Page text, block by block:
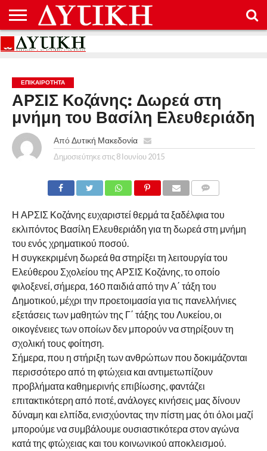
ΑΡΧΙΚΉ
ΕΠΙΚΟΙΝΩΝΊΑ
ΌΡΟΙ
ΠΡΟΣΤΑΣΊΑ
ΕΠΙΚΑΙΡΟΤΗΤΑ
ΑΡΣΙΣ Κοζάνης: Δωρεά στη
μνήμη του Βασίλη Ελευθεριάδη
Από Δυτική Μακεδονία
Δημοσιεύτηκε στις 8 Ιουνίου 2015
Η ΑΡΣΙΣ Κοζάνης ευχαριστεί θερμά τα ξαδέλφια του
εκλιπόντος Βασίλη Ελευθεριάδη για τη δωρεά στη μνήμη
του ενός χρηματικού ποσού.
Η συγκεκριμένη δωρεά θα στηρίξει τη λειτουργία του
Ελεύθερου Σχολείου της ΑΡΣΙΣ Κοζάνης, το οποίο
φιλοξενεί, σήμερα, 160 παιδιά από την Α΄ τάξη του
Δημοτικού, μέχρι την προετοιμασία για τις πανελλήνιες
εξετάσεις των μαθητών της Γ΄ τάξης του Λυκείου, οι
οικογένειες των οποίων δεν μπορούν να στηρίξουν τη
σχολική τους φοίτηση.
Σήμερα, που η στήριξη των ανθρώπων που δοκιμάζονται
περισσότερο από τη φτώχεια και αντιμετωπίζουν
προβλήματα καθημερινής επιβίωσης, φαντάζει
επιτακτικότερη από ποτέ, ανάλογες κινήσεις μας δίνουν
δύναμη και ελπίδα, ενισχύοντας την πίστη μας ότι όλοι μαζί
μπορούμε να συμβάλουμε ουσιαστικότερα στον αγώνα
κατά της φτώχειας και του κοινωνικού αποκλεισμού.